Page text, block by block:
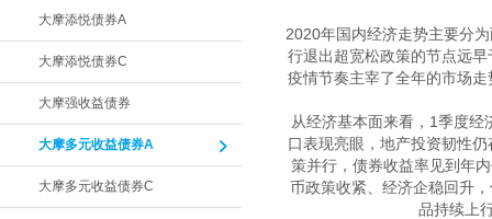
大摩添悦债券A
大摩添悦债券C
大摩强收益债券
大摩多元收益债券A
大摩多元收益债券C
2020年国内经济走势主要分
行退出超宽松政策的节点远
疫情节奏主宰了全年的市场
从经济基本面来看，1季度
口表现亮眼，地产投资韧性
策并行，债券收益率见到年
币政策收紧、经济企稳回升
品持续上